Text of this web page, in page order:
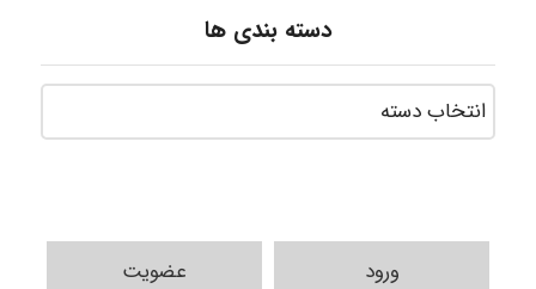
دسته بندی ها
ورود عضویت